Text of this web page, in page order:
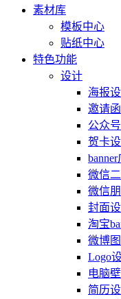
素材库
模板中心
贴纸中心
特色功能
设计
海报
邀请
公众
贺卡
微信
微信
封面
淘宝
微博
Logo
电脑
简历